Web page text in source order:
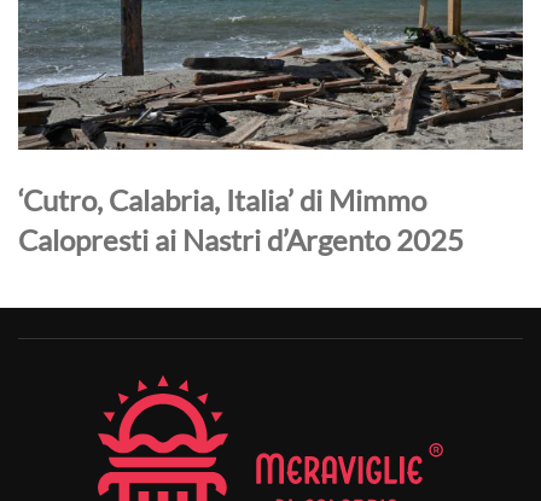
‘Cutro, Calabria, Italia’ di Mimmo
Calopresti ai Nastri d’Argento 2025